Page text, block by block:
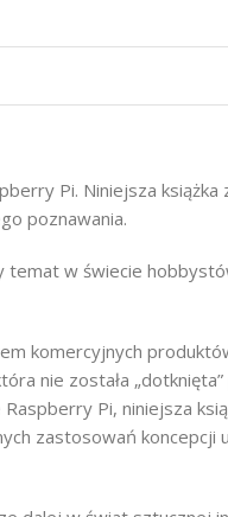
Pi. Niniejsza książka
poznawania.
temat w świecie
komercyjnych
nie została
Pi, niniejsza
zastosowań koncepcji